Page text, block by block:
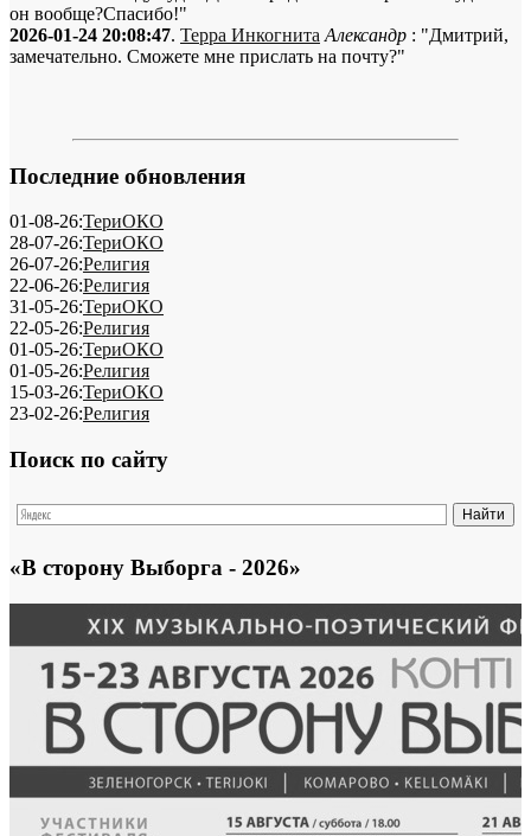
он вообще?Спасибо!"
2026-01-24 20:08:47. Терра Инкогнита Александр : "Дмитрий,
замечательно. Сможете мне прислать на почту?"
Последние обновления
01-08-26:ТериОКО
28-07-26:ТериОКО
26-07-26:Религия
22-06-26:Религия
31-05-26:ТериОКО
22-05-26:Религия
01-05-26:ТериОКО
01-05-26:Религия
15-03-26:ТериОКО
23-02-26:Религия
Поиск по сайту
«В сторону Выборга - 2026»